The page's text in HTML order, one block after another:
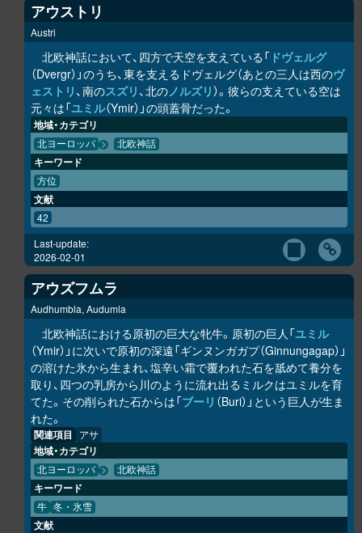
アウストリ
Austri
北欧神話において、四方で天空を支えている「 ドヴェルグ
（Dvergr）」のうち、東を支えるドヴェルグ（あとの三人は西のヴ
ェストリ 、南のスズリ 、北のノルズリ）。彼らの支えている空は
元々は「ユミル（Ymir）」の頭蓋骨だった。
地域・カテゴリ
北ヨーロッパ 北欧神話
キーワード
方位
文献
42
Last-update:
2026-02-01
アウズフムラ
Audhumbla, Audumla
北欧神話における原初の巨大な牝牛。原初の巨人「ユミル
（Ymir）」に次いで原初の深遠「ギンヌンガガプ（Ginnungagap）」
の溶けた氷から生まれ、塩辛い霜で覆われた石を舐めて養分を
取り、四つの乳房から川のように流れ出るミルクはユミルを育
てた。その削られた石からは「ブーリ （Buri）」という巨人が生ま
れた。
関連項目 アサ
地域・カテゴリ
北ヨーロッパ 北欧神話
キーワード
牛 冬・氷雪
文献